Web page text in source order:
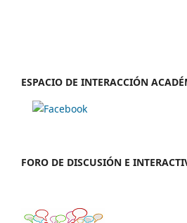
ESPACIO DE INTERACCIÓN
FORO DE DISCUSIÓN E